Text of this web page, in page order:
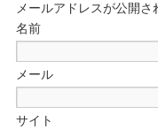
メールアドレスが公開さ
名前
メール
サイト